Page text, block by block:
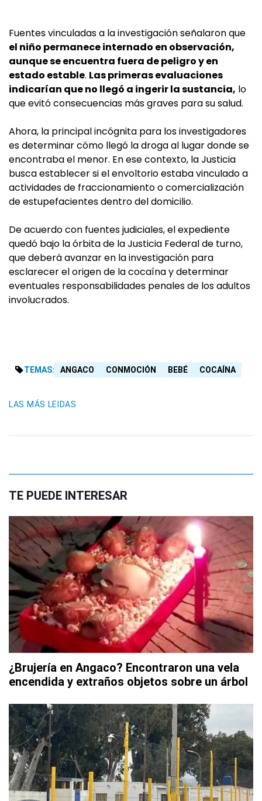
Fuentes vinculadas a la investigación señalaron que
el niño permanece internado en observación,
aunque se encuentra fuera de peligro y en
estado estable. Las primeras evaluaciones
indicarían que no llegó a ingerir la sustancia, lo
que evitó consecuencias más graves para su salud.
Ahora, la principal incógnita para los investigadores
es determinar cómo llegó la droga al lugar donde se
encontraba el menor. En ese contexto, la Justicia
busca establecer si el envoltorio estaba vinculado a
actividades de fraccionamiento o comercialización
de estupefacientes dentro del domicilio.
De acuerdo con fuentes judiciales, el expediente
quedó bajo la órbita de la Justicia Federal de turno,
que deberá avanzar en la investigación para
esclarecer el origen de la cocaína y determinar
eventuales responsabilidades penales de los adultos
involucrados.
TEMAS: ANGACO CONMOCIÓN BEBÉ COCAÍNA
LAS MÁS LEIDAS
TE PUEDE INTERESAR
¿Brujería en Angaco? Encontraron una vela
encendida y extraños objetos sobre un árbol